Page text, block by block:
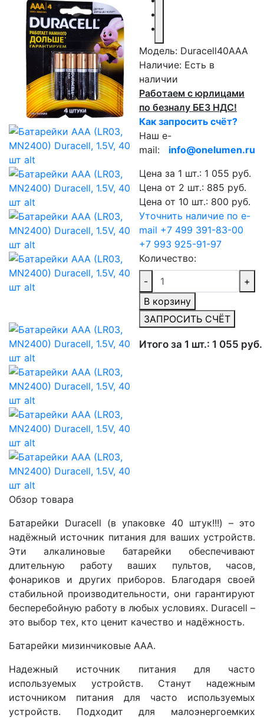
Модель: Duracell40AAA
Наличие: Есть в
наличии
Работаем с юрлицами
по безналу БЕЗ НДС!
Как запросить счёт?
Наш e-
mail: info@onelumen.ru
Цена за 1 шт.: 1 055 руб.
Цена от 2 шт.: 885 руб.
Цена от 10 шт.: 800 руб.
Уточнить наличие по e-
mail +7 499 391-83-00
+7 993 925-91-97
Количество:
-
+
В корзину
ЗАПРОСИТЬ СЧЁТ
Итого за 1 шт.: 1 055 руб.
Обзор товара
Батарейки Duracell (в упаковке 40 штук!!!) – это
надёжный источник питания для ваших устройств.
Эти алкалиновые батарейки обеспечивают
длительную работу ваших пультов, часов,
фонариков и других приборов. Благодаря своей
стабильной производительности, они гарантируют
бесперебойную работу в любых условиях. Duracell –
это выбор тех, кто ценит качество и надёжность.
Батарейки мизинчиковые AAA.
Надежный источник питания для часто
используемых устройств. Станут надежным
источником питания для часто используемых
устройств. Подходит для малоэнергоемких